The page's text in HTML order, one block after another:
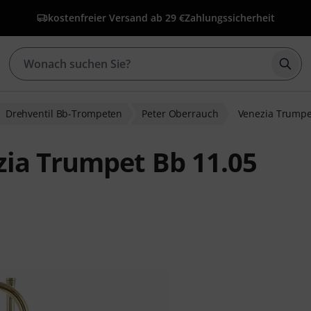
kostenfreier Versand ab 29 €Zahlungssicherheit
Drehventil Bb-Trompeten Peter Oberrauch Venezia
Trumpet Bb 11.05